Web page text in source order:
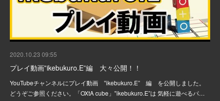
2020.10.23 09:55
プレイ動画‟ikebukuro.E”編 大々公開！！
YouTubeチャンネルにプレイ動画 ‟ikebukuro.E” 編 を公開しました。
どうぞご参照ください。「OXtA cube」‟ikebukuro.E”は ​​​​​​気軽に遊べるパ…